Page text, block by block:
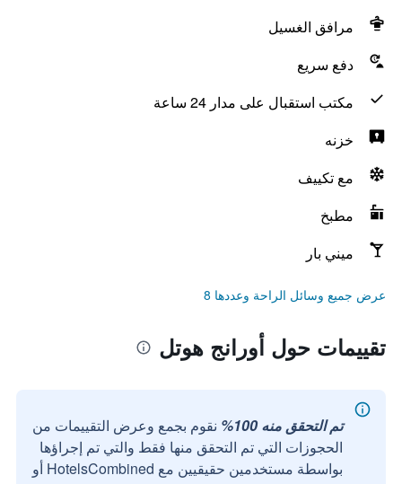
مرافق الغسيل
دفع سريع
مكتب استقبال على مدار 24 ساعة
خزنه
مع تكييف
مطبخ
ميني بار
عرض جميع وسائل الراحة وعددها 8
تقييمات حول أورانج هوتل
تم التحقق منه 100%
نقوم بجمع وعرض التقييمات من
الحجوزات التي تم التحقق منها فقط والتي تم إجراؤها
بواسطة مستخدمين حقيقيين مع HotelsCombined أو